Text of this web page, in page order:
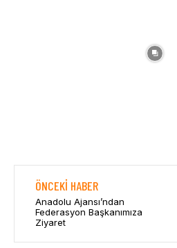
ÖNCEKI HABER
Anadolu Ajansı’ndan
Federasyon Başkanımıza
Ziyaret